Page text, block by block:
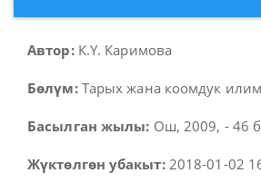
Автор:К.Ү. Каримова
Бөлүм:Тарых жана коомдук
Басылган жылы: Ош, 2009, - 46
Жүктөлгөн убакыт:2018-01-02